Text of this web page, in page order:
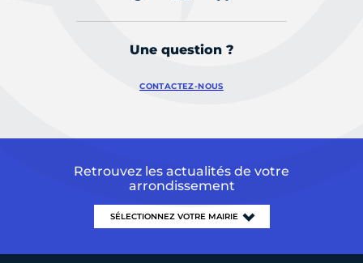
Une question ?
CONTACTEZ-NOUS
Retrouvez les actualités de votre
arrondissement